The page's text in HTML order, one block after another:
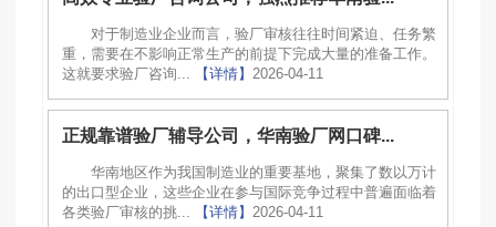
对于制造业企业而言，验厂审核往往时间紧迫、任务繁
重，需要在不影响正常生产的前提下完成大量的准备工作。
这就要求验厂咨询...
【详情】 2026-04-11
正规靠谱验厂辅导公司，华南验厂网口碑...
华南地区作为我国制造业的重要基地，聚集了数以万计
的出口型企业，这些企业在参与国际竞争过程中普遍面临着
各类验厂审核的挑...
【详情】 2026-04-11